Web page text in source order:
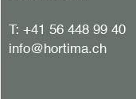
T: +41 56 448 99 40
info@hortima.ch